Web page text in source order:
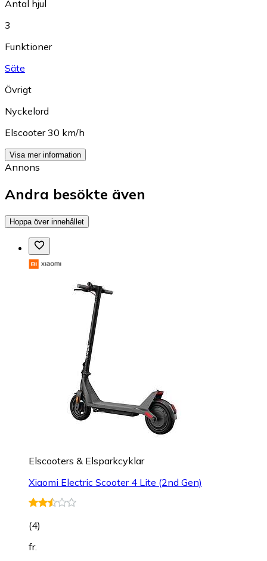
Antal hjul
3
Funktioner
Säte
Övrigt
Nyckelord
Elscooter 30 km/h
Visa mer information
Annons
Andra besökte även
Hoppa över innehållet
Elscooters & Elsparkcyklar
Xiaomi Electric Scooter 4 Lite (2nd Gen)
(4)
fr.